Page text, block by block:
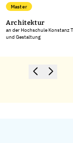
Master
Architektur
an der Hochschule Konstanz
und Gestaltung